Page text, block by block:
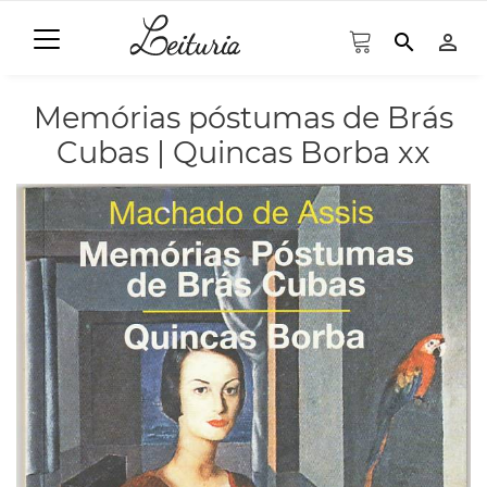
search person_outline
Memórias póstumas de Brás
Cubas | Quincas Borba xx